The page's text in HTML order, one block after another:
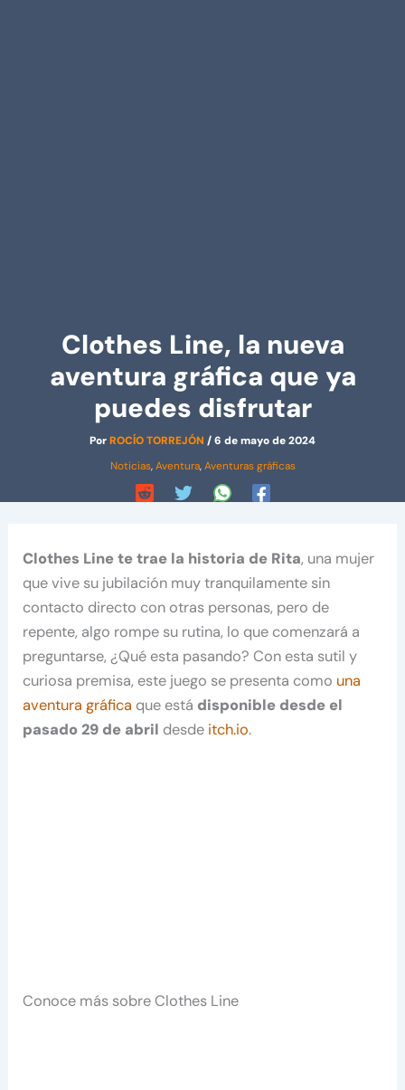
Clothes Line, la nueva
aventura gráfica que ya
puedes disfrutar
PorROCÍO TORREJÓN /6 de mayo de 2024
Noticias,Aventura,Aventuras gráficas
Clothes Line te trae la historia de Rita, una mujer
que vive su jubilación muy tranquilamente sin
contacto directo con otras personas, pero de
repente, algo rompe su rutina, lo que comenzará a
preguntarse, ¿Qué esta pasando? Con esta sutil y
curiosa premisa, este juego se presenta como una
aventura gráfica que está disponible desde el
pasado 29 de abril desde itch.io.
Conoce más sobre Clothes Line